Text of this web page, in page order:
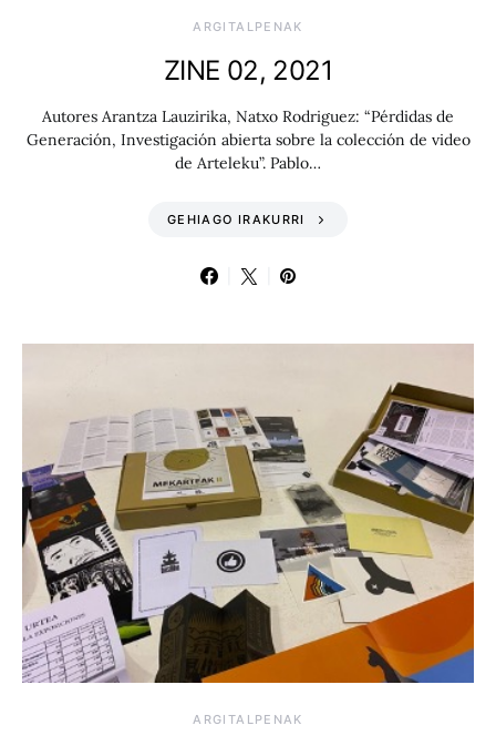
ARGITALPENAK
ZINE 02, 2021
Autores Arantza Lauzirika, Natxo Rodriguez: “Pérdidas de
Generación, Investigación abierta sobre la colección de video
de Arteleku”. Pablo…
GEHIAGO IRAKURRI
ARGITALPENAK